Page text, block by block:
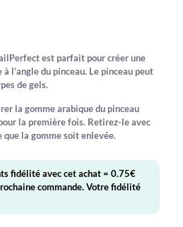
est parfait pour créer une
l’angle du pinceau. Le pinceau peut
de gels.
la gomme arabique du pinceau
la première fois. Retirez-le avec
que la gomme soit enlevée.
fidélité avec cet achat = 0.75€
commande. Votre fidélité